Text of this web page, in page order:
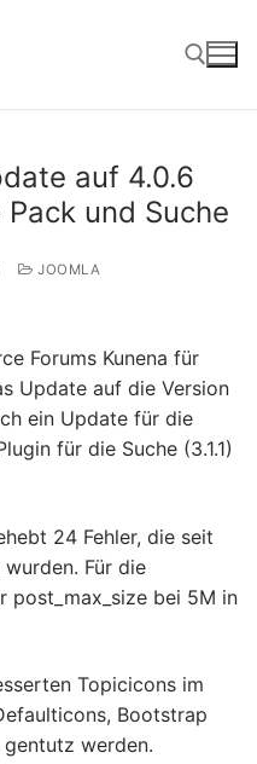
auf 4.0.6
und Suche
JOOMLA
Forums Kunena für
Update auf die Version
ein Update für die
für die Suche (3.1.1)
24 Fehler, die seit
Für die
post_max_size bei 5M in
Topicicons im
Bootstrap
werden.